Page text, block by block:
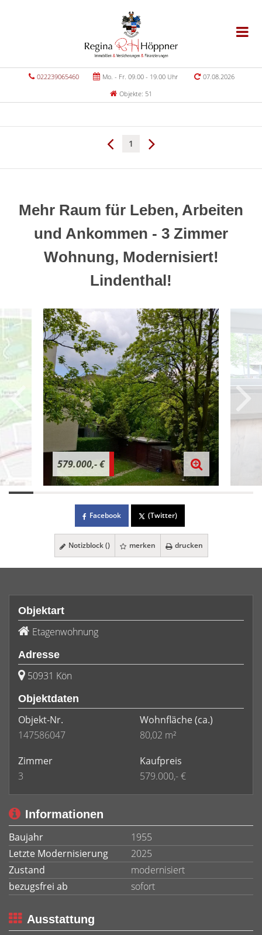
022239065460 Mo. - Fr. 09.00 - 19.00 Uhr
07.08.2026
Objekte: 51
1
Mehr Raum für Leben, Arbeiten
und Ankommen - 3 Zimmer
Wohnung, Modernisiert!
Lindenthal!
579.000,- €
Facebook (Twitter)
Notizblock () merken drucken
Objektart
Etagenwohnung
Adresse
50931 Kön
Objektdaten
Objekt-Nr.
147586047
Wohnfläche (ca.)
80,02 m²
Zimmer
3
Kaufpreis
579.000,- €
Informationen
Baujahr
1955
Letzte Modernisierung
2025
Zustand
modernisiert
bezugsfrei ab
sofort
Ausstattung